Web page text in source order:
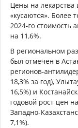
Цены на лекарства
«кусаются». Более
2024-го стоимость
на 11,6%.
В региональном
был отмечен в
регионов-
18,3% за год),
16,5%) и
годовой рост цен
Западно-
7,1%).